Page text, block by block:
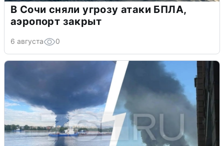
В Сочи сняли угрозу атаки БПЛА,
аэропорт закрыт
6 августа 0